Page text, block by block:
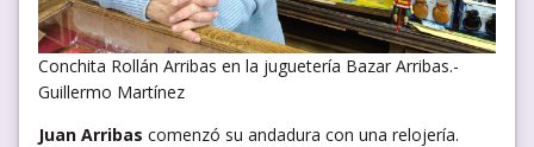
Conchita Rollán Arribas en la juguetería Bazar Arribas.-
Guillermo Martínez
Juan Arribas comenzó su andadura con una relojería.